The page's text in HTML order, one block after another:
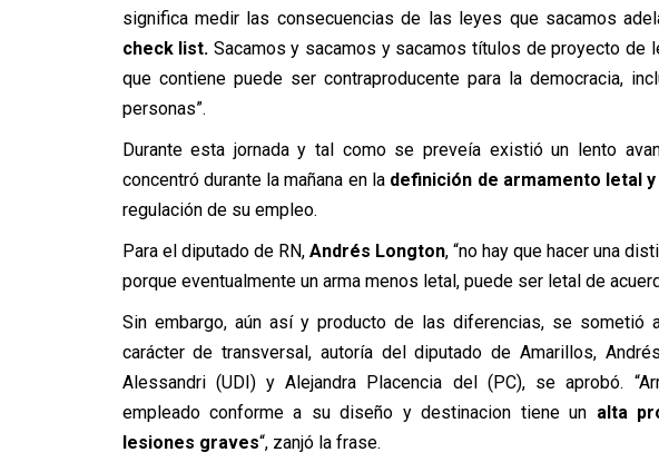
significa medir las consecuencias de las leyes que sacamos
check list. Sacamos y sacamos y sacamos títulos de proyecto de
que contiene puede ser contraproducente para la democracia,
personas”.
Durante esta jornada y tal como se preveía existió un lento
concentró durante la mañana en la definición de armamento letal
regulación de su empleo.
Para el diputado de RN, Andrés Longton, “no hay que hacer una
porque eventualmente un arma menos letal, puede ser letal de
Sin embargo, aún así y producto de las diferencias, se sometió
carácter de transversal, autoría del diputado de Amarillos,
Alessandri (UDI) y Alejandra Placencia del (PC), se aprobó.
empleado conforme a su diseño y destinacion tiene un alta
lesiones graves“, zanjó la frase.